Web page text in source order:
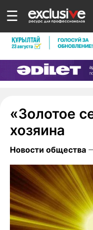
☰
«Золотое
хозяина
Новости общества